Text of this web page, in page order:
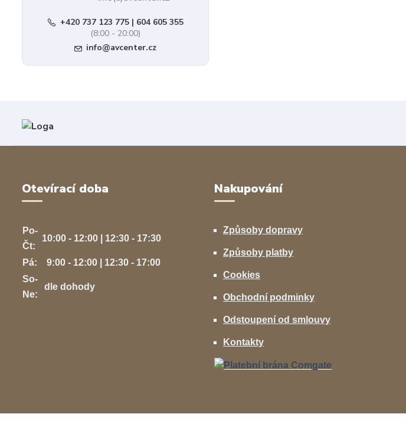
+420 737 123 775 | 604 605 355
(8:00 - 20:00)
info@avcenter.cz
Otevírací doba
Po-
Čt:
10:00 - 12:00 | 12:30 - 17:30
Pá:
9:00 - 12:00 | 12:30 - 17:00
So-
Ne:
dle dohody
Nakupování
Způsoby dopravy
Způsoby platby
Cookies
Obchodní podminky
Odstoupení od smlouvy
Kontakty